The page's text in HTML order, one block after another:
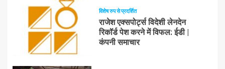
विशेष रुप से प्रदर्शित
राजेश एक्सपोर्ट्स विदेशी लेनदेन
रिकॉर्ड पेश करने में विफल: ईडी |
कंपनी समाचार